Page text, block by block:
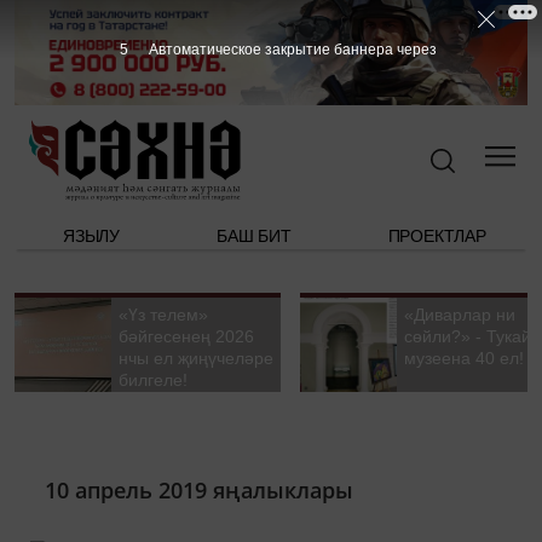
ЯЗЫЛУ БАШ БИТ ПРОЕКТЛАР
«Үз телем»
бәйгесенең 2026
нчы ел җиңүчеләре
билгеле!
«Диварлар ни
сөйли?» - Тукай
музеена 40 ел!
10 апрель 2019 яңалыклары
5 Автоматическое закрытие баннера через